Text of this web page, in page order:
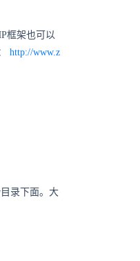
框架也可以
http://www.z
录下面。大